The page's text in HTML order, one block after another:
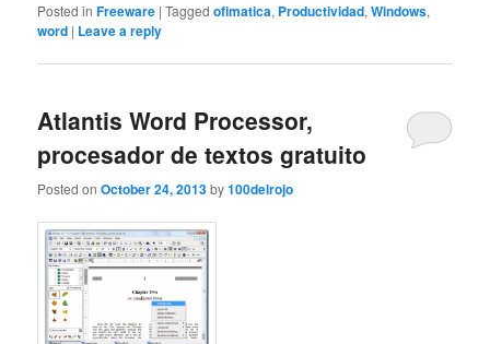
Posted in Freeware |Tagged ofimatica, Productividad,Windows,
word | Leave a reply
Atlantis Word Processor,
procesador de textos gratuito
Posted onOctober 24, 2013by100delrojo